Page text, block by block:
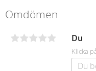
Omdömen
Du
Klicka